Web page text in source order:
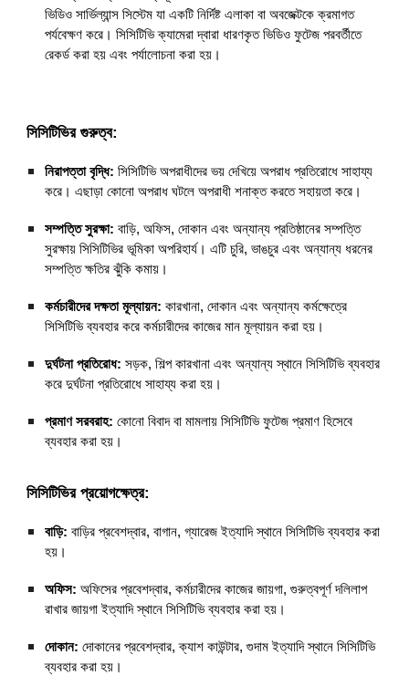
ভিডিও সার্ভিল্যান্স সিস্টেম যা একটি নির্দিষ্ট এলাকা বা অবজেক্টকে ক্রমাগত
পর্যবেক্ষণ করে। সিসিটিভি ক্যামেরা দ্বারা ধারণকৃত ভিডিও ফুটেজ পরবর্তীতে
রেকর্ড করা হয় এবং পর্যালোচনা করা হয়।
সিসিটিভির গুরুত্ব:
নিরাপত্তা বৃদ্ধি: সিসিটিভি অপরাধীদের ভয় দেখিয়ে অপরাধ প্রতিরোধে সাহায্য
করে। এছাড়া কোনো অপরাধ ঘটলে অপরাধী শনাক্ত করতে সহায়তা করে।
সম্পত্তি সুরক্ষা: বাড়ি, অফিস, দোকান এবং অন্যান্য প্রতিষ্ঠানের সম্পত্তি
সুরক্ষায় সিসিটিভির ভূমিকা অপরিহার্য। এটি চুরি, ভাঙচুর এবং অন্যান্য ধরনের
সম্পত্তি ক্ষতির ঝুঁকি কমায়।
কর্মচারীদের দক্ষতা মূল্যায়ন: কারখানা, দোকান এবং অন্যান্য কর্মক্ষেত্রে
সিসিটিভি ব্যবহার করে কর্মচারীদের কাজের মান মূল্যায়ন করা হয়।
দুর্ঘটনা প্রতিরোধ: সড়ক, শিল্প কারখানা এবং অন্যান্য স্থানে সিসিটিভি ব্যবহার
করে দুর্ঘটনা প্রতিরোধে সাহায্য করা হয়।
প্রমাণ সরবরাহ: কোনো বিবাদ বা মামলায় সিসিটিভি ফুটেজ প্রমাণ হিসেবে
ব্যবহার করা হয়।
সিসিটিভির প্রয়োগক্ষেত্র:
বাড়ি: বাড়ির প্রবেশদ্বার, বাগান, গ্যারেজ ইত্যাদি স্থানে সিসিটিভি ব্যবহার করা
হয়।
অফিস: অফিসের প্রবেশদ্বার, কর্মচারীদের কাজের জায়গা, গুরুত্বপূর্ণ দলিলাপ
রাখার জায়গা ইত্যাদি স্থানে সিসিটিভি ব্যবহার করা হয়।
দোকান: দোকানের প্রবেশদ্বার, ক্যাশ কাউন্টার, গুদাম ইত্যাদি স্থানে সিসিটিভি
ব্যবহার করা হয়।